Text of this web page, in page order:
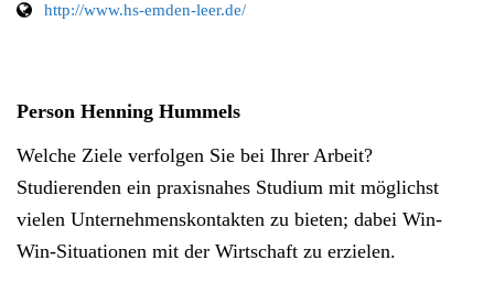
http://www.hs-emden-leer.de/
Person Henning Hummels
Welche Ziele verfolgen Sie bei Ihrer Arbeit?
Studierenden ein praxisnahes Studium mit möglichst
vielen Unternehmenskontakten zu bieten; dabei Win-
Win-Situationen mit der Wirtschaft zu erzielen.